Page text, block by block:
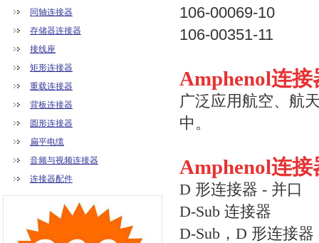
同轴连接器
存储器连接器
接线座
矩形连接器
重载连接器
背板连接器
圆形连接器
扁平电缆
音频与视频连接器
连接器配件
106-00069-10
106-00351-11
Amphenol连
广泛应用航空、航
中。
Amphenol连
D 形连接器 - 并口
D-Sub 连接器
D-Sub，D 形连接